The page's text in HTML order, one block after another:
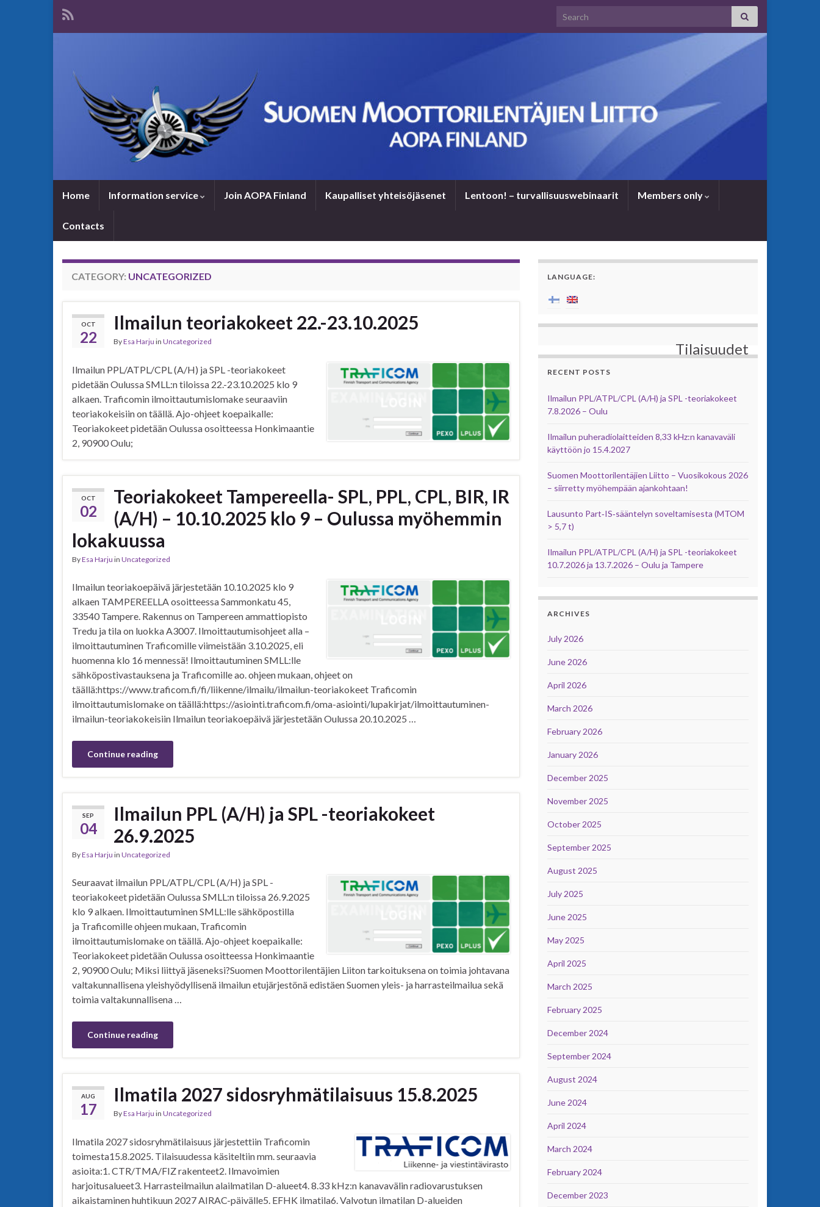
Search for:
Home Information service Join AOPA Finland Kaupalliset yhteisöjäsenet Len­toon! – tur­val­li­suus­we­bi­naa­rit Members only
Contacts
CATEGORY: UNCATEGORIZED
OCT
22
Ilmailun teoriakokeet 22.-23.10.2025
ByEsa Harju in Uncategorized
Ilmailun PPL/ATPL/CPL (A/H) ja SPL -teoriakokeet
pidetään Oulussa SMLL:n tiloissa 22.-23.10.2025 klo 9
alkaen. Traficomin ilmoittautumislomake seuraaviin
teoriakokeisiin on täällä. Ajo-ohjeet koepaikalle:
Teoriakokeet pidetään Oulussa osoitteessa Honkimaantie
2, 90900 Oulu;
OCT
02
Teoriakokeet Tampereella- SPL, PPL, CPL, BIR, IR
(A/H) – 10.10.2025 klo 9 – Oulussa myöhemmin
lokakuussa
ByEsa Harju in Uncategorized
Ilmailun teoriakoepäivä järjestetään 10.10.2025 klo 9
alkaen TAMPEREELLA osoitteessa Sammonkatu 45,
33540 Tampere. Rakennus on Tampereen ammattiopisto
Tredu ja tila on luokka A3007. Ilmoittautumisohjeet alla –
ilmoittautuminen Traficomille viimeistään 3.10.2025, eli
huomenna klo 16 mennessä! Ilmoittautuminen SMLL:lle
sähköpostivastauksena ja Traficomille ao. ohjeen mukaan, ohjeet on
täällä:https://www.traficom.fi/fi/liikenne/ilmailu/ilmailun-teoriakokeet Traficomin
ilmoittautumislomake on täällä:https://asiointi.traficom.fi/oma-asiointi/lupakirjat/ilmoittautuminen-
ilmailun-teoriakokeisiin Ilmailun teoriakoepäivä järjestetään Oulussa 20.10.2025 …
Continue reading
SEP
04
Ilmailun PPL (A/H) ja SPL -teoriakokeet
26.9.2025
ByEsa Harju in Uncategorized
Seuraavat ilmailun PPL/ATPL/CPL (A/H) ja SPL -
teoriakokeet pidetään Oulussa SMLL:n tiloissa 26.9.2025
klo 9 alkaen. Ilmoittautuminen SMLL:lle sähköpostilla
ja Traficomille ohjeen mukaan, Traficomin
ilmoittautumislomake on täällä. Ajo-ohjeet koepaikalle:
Teoriakokeet pidetään Oulussa osoitteessa Honkimaantie
2, 90900 Oulu; Miksi liittyä jäseneksi?Suomen Moottorilentäjien Liiton tarkoituksena on toimia johtavana
valtakunnallisena yleishyödyllisenä ilmailun etujärjestönä edistäen Suomen yleis- ja harrasteilmailua sekä
toimia valtakunnallisena …
Continue reading
AUG
17
Ilmatila 2027 sidosryhmätilaisuus 15.8.2025
ByEsa Harju in Uncategorized
Ilmatila 2027 sidosryhmätilaisuus järjestettiin Traficomin
toimesta15.8.2025. Tilaisuudessa käsiteltiin mm. seuraavia
asioita:1. CTR/TMA/FIZ rakenteet2. Ilmavoimien
harjoitusalueet3. Harrasteilmailun alailmatilan D-alueet4. 8.33 kHz:n kanavavälin radiovarustuksen
aikaistaminen huhtikuun 2027 AIRAC-päivälle5. EFHK ilmatila6. Valvotun ilmatilan D-alueiden
LANGUAGE:
Tilaisuudet
RECENT POSTS
Ilmailun PPL/ATPL/CPL (A/H) ja SPL -teoriakokeet
7.8.2026 – Oulu
Ilmailun puheradiolaitteiden 8,33 kHz:n kanavaväli
käyttöön jo 15.4.2027
Suomen Moottorilentäjien Liitto – Vuosikokous 2026
– siirretty myöhempään ajankohtaan!
Lausunto Part‑IS‑sääntelyn soveltamisesta (MTOM
> 5,7 t)
Ilmailun PPL/ATPL/CPL (A/H) ja SPL -teoriakokeet
10.7.2026 ja 13.7.2026 – Oulu ja Tampere
ARCHIVES
July 2026
June 2026
April 2026
March 2026
February 2026
January 2026
December 2025
November 2025
October 2025
September 2025
August 2025
July 2025
June 2025
May 2025
April 2025
March 2025
February 2025
December 2024
September 2024
August 2024
June 2024
April 2024
March 2024
February 2024
December 2023